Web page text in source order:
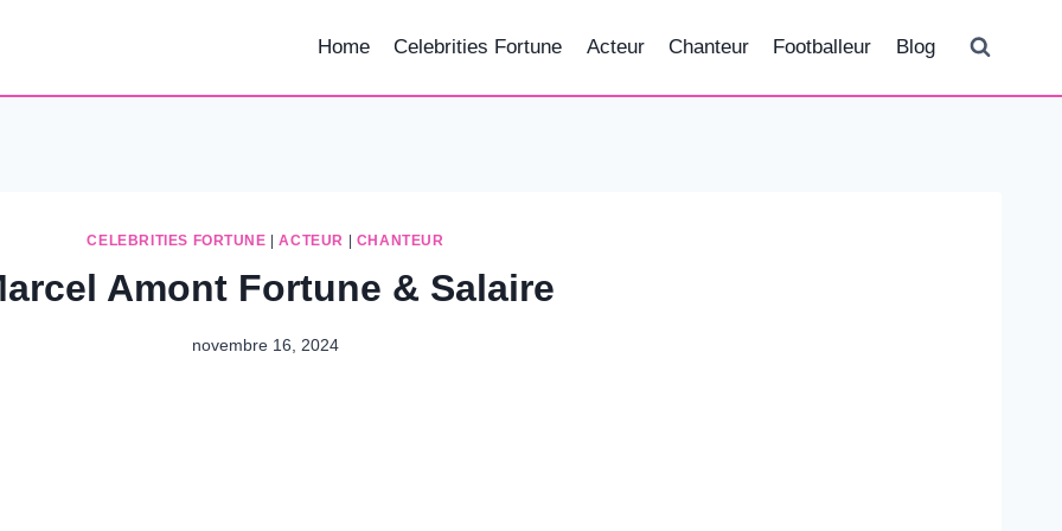
Home Celebrities Fortune Acteur Chanteur Footballeur Blog
CELEBRITIES FORTUNE |ACTEUR CHANTEUR
Amont Fortune & Salaire
novembre 16, 2024